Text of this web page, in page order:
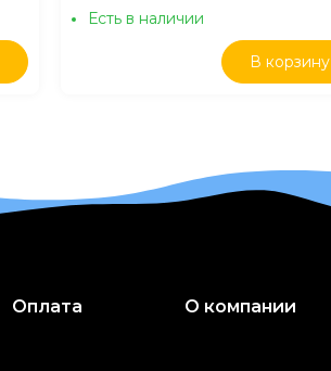
Есть в наличии
В корзину
Оплата О компании